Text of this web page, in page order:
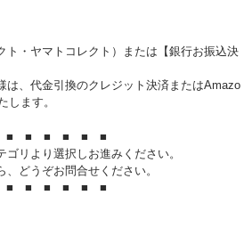
ト・ヤマトコレクト）または【銀行お振込決
は、代金引換のクレジット決済またはAmazo
します。
■ ■ ■ ■ ■
リより選択しお進みください。
どうぞお問合せください。
■ ■ ■ ■ ■